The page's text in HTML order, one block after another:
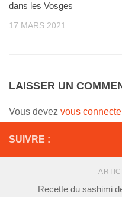
dans les Vosges
17 MARS 2021
LAISSER UN
Vous devez vous
SUIVRE :
Recette du sashimi